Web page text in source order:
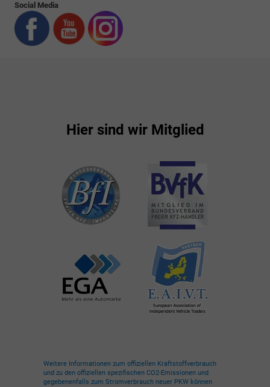
Social Media
Hier sind wir Mitglied
Weitere Informationen zum offiziellen Kraftstoffverbrauch
und zu den offiziellen spezifischen CO2-Emissionen und
gegebenenfalls zum Stromverbrauch neuer PKW können